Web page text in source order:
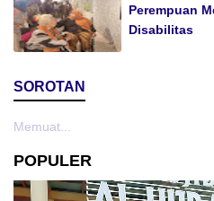
Perempuan
Disabilitas
SOROTAN
Memuat...
POPULER